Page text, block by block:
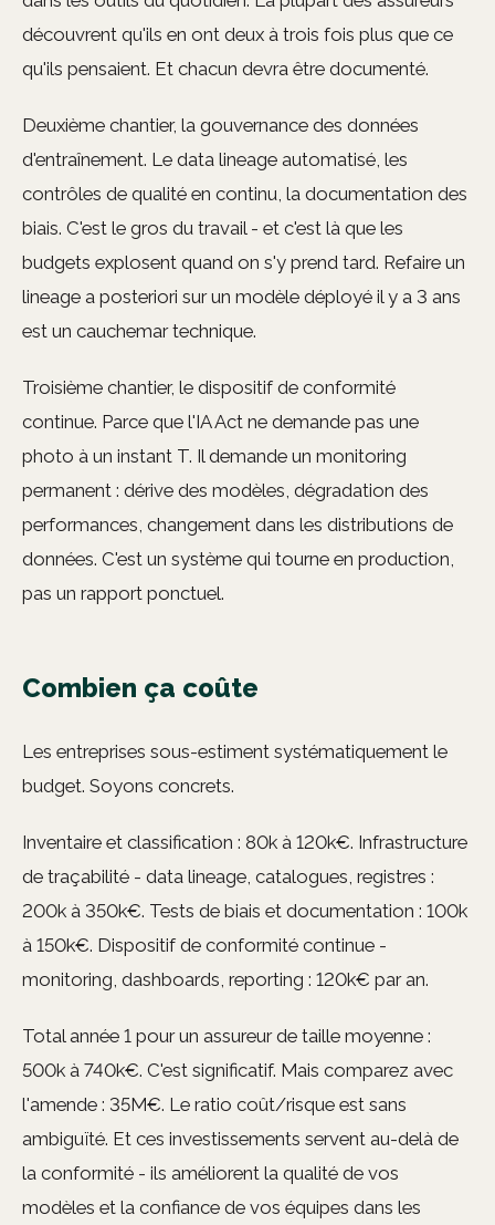
découvrent qu'ils en ont deux à trois fois plus que ce
qu'ils pensaient. Et chacun devra être documenté.
Deuxième chantier, la gouvernance des données
d'entraînement. Le data lineage automatisé, les
contrôles de qualité en continu, la documentation des
biais. C'est le gros du travail - et c'est là que les
budgets explosent quand on s'y prend tard. Refaire un
lineage a posteriori sur un modèle déployé il y a 3 ans
est un cauchemar technique.
Troisième chantier, le dispositif de conformité
continue. Parce que l'IA Act ne demande pas une
photo à un instant T. Il demande un monitoring
permanent : dérive des modèles, dégradation des
performances, changement dans les distributions de
données. C'est un système qui tourne en production,
pas un rapport ponctuel.
Combien ça coûte
Les entreprises sous-estiment systématiquement le
budget. Soyons concrets.
Inventaire et classification : 80k à 120k€. Infrastructure
de traçabilité - data lineage, catalogues, registres :
200k à 350k€. Tests de biais et documentation : 100k
à 150k€. Dispositif de conformité continue -
monitoring, dashboards, reporting : 120k€ par an.
Total année 1 pour un assureur de taille moyenne :
500k à 740k€. C'est significatif. Mais comparez avec
l'amende : 35M€. Le ratio coût/risque est sans
ambiguïté. Et ces investissements servent au-delà de
la conformité - ils améliorent la qualité de vos
modèles et la confiance de vos équipes dans les